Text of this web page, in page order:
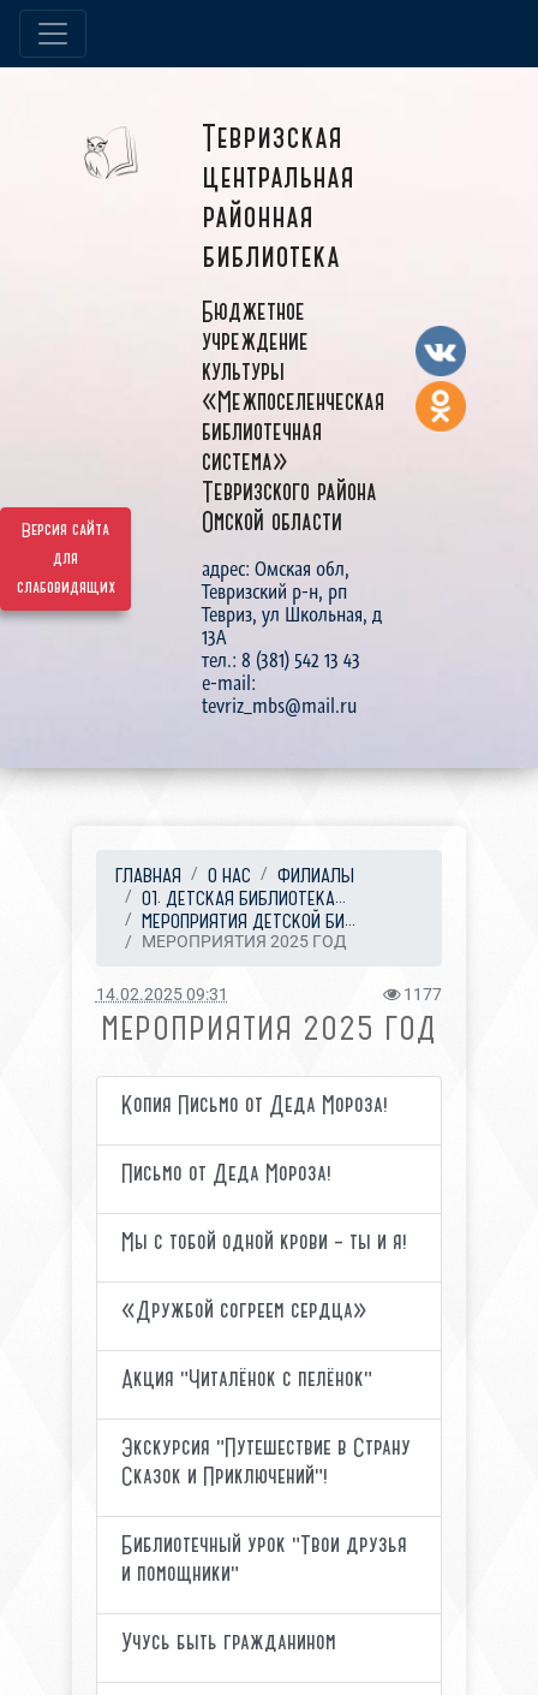
Версия сайта
для
слабовидящих
Тевризская
центральная
районная
библиотека
Бюджетное
учреждение
культуры
«Межпоселенческая
библиотечная
система»
Тевризского района
Омской области
адрес: Омская обл,
Тевризский р-н, рп
Тевриз, ул Школьная, д
13А
тел.: 8 (381) 542 13 43
e-mail:
tevriz_mbs@mail.ru
ГЛАВНАЯ О НАС
ФИЛИАЛЫ
01. ДЕТСКАЯ БИБЛИОТЕКА...
МЕРОПРИЯТИЯ ДЕТСКОЙ БИ...
МЕРОПРИЯТИЯ 2025 ГОД
14.02.2025 09:31 1177
МЕРОПРИЯТИЯ 2025 ГОД
Копия Письмо от Деда Мороза!
Письмо от Деда Мороза!
Мы с тобой одной крови – ты и я!
«Дружбой согреем сердца»
Акция "Читалёнок с пелёнок"
Экскурсия "Путешествие в Страну
Сказок и Приключений"!
Библиотечный урок "Твои друзья
и помощники"
Учусь быть гражданином